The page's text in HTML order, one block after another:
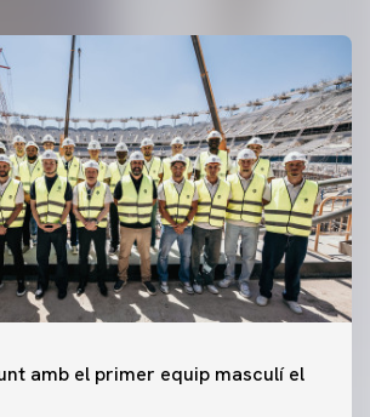
amb el primer equip masculí el